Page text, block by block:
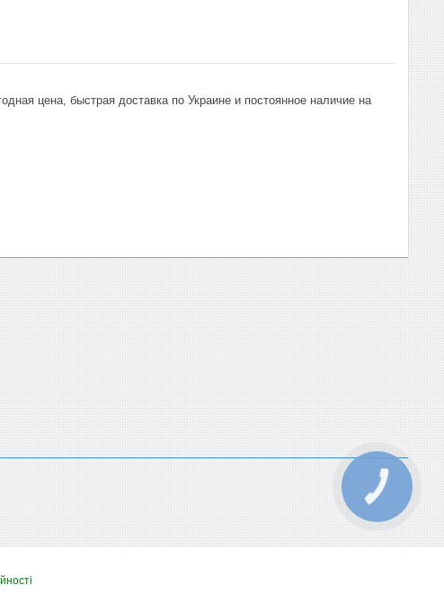
цена, быстрая доставка по Украине и постоянное наличие на
КНОПКА
ЗВ'ЯЗКУ